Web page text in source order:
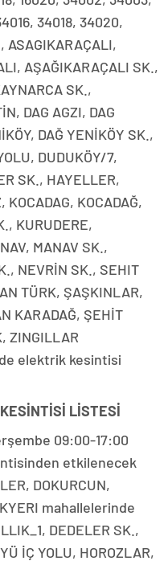
34018, 34020,
AŞAĞIKARAÇALI SK.,
SK.,
DAG AGZI, DAG
DAĞ YENİKÖY SK.,
DUDUKÖY/7,
SK., HAYELLER,
KOCADAĞ,
KURUDERE,
MANAV SK.,
NEVRİN SK., SEHIT
TÜRK, ŞAŞKINLAR,
KARADAĞ, ŞEHİT
ZINGILLAR
elektrik kesintisi
LİSTESİ
09:00-17:00
etkilenecek
DOKURCUN,
mahallelerinde
DEDELER SK.,
İÇ YOLU, HOROZLAR,